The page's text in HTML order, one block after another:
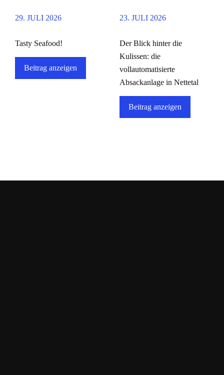
29. JULI 2026
Tasty Seafood!
Beitrag anzeigen
23. JULI 2026
Der Blick hinter die
Kulissen: die
vollautomatisierte
Absackanlage in Nettetal
Beitrag anzeigen